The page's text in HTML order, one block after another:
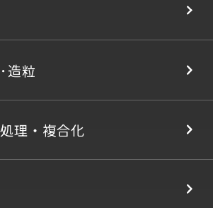
･造粒
理・ 複合化